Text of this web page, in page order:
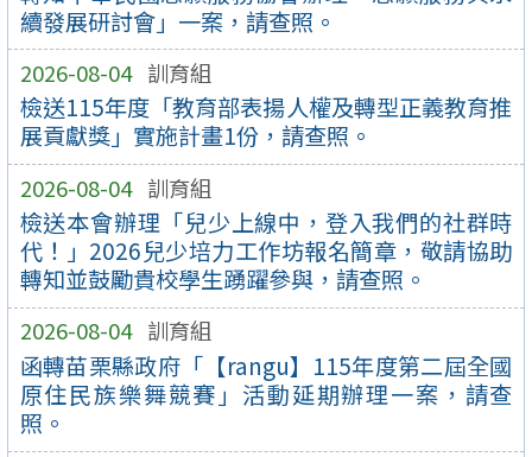
續發展研討會」一案，請查照。
2026-08-04 訓育組
檢送115年度「教育部表揚人權及轉型正義教育推
展貢獻獎」實施計畫1份，請查照。
2026-08-04 訓育組
檢送本會辦理「兒少上線中，登入我們的社群時
代！」2026兒少培力工作坊報名簡章，敬請協助
轉知並鼓勵貴校學生踴躍參與，請查照。
2026-08-04 訓育組
函轉苗栗縣政府「【rangu】115年度第二屆全國
原住民族樂舞競賽」活動延期辦理一案，請查
照。